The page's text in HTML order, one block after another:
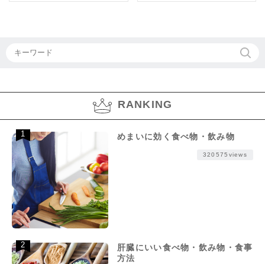
RANKING
めまいに効く食べ物・飲み物
320575views
肝臓にいい食べ物・飲み物・食事
方法